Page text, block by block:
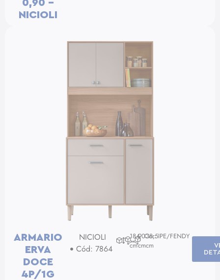
0,90 –
NICIOLI
ARMARIO
ERVA
DOCE
4P/1G
NICIOLI
Cód: 7864
184
cm
90
cm
38,5
cm
Cor: IPE/FENDY